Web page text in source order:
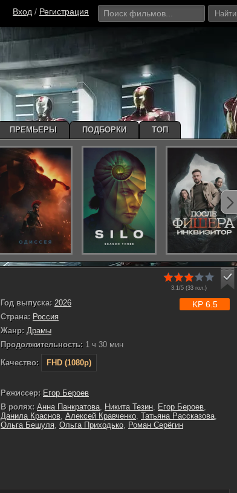
Вход / Регистрация Найти
3.1/5 (33 гол.)
Год выпуска: 2026
Страна: Россия
Жанр: Драмы
Продолжительность: 1 ч 30 мин
Качество:
FHD (1080p)
KP 6.5
Режиссер: Егор Бероев
В ролях: Анна Панкратова, Никита Тезин, Егор Бероев,
Данила Краснов, Алексей Кравченко, Татьяна Рассказова,
Ольга Бешуля, Ольга Приходько, Роман Серёгин
ПРЕМЬЕРЫ ПОДБОРКИ ТОП